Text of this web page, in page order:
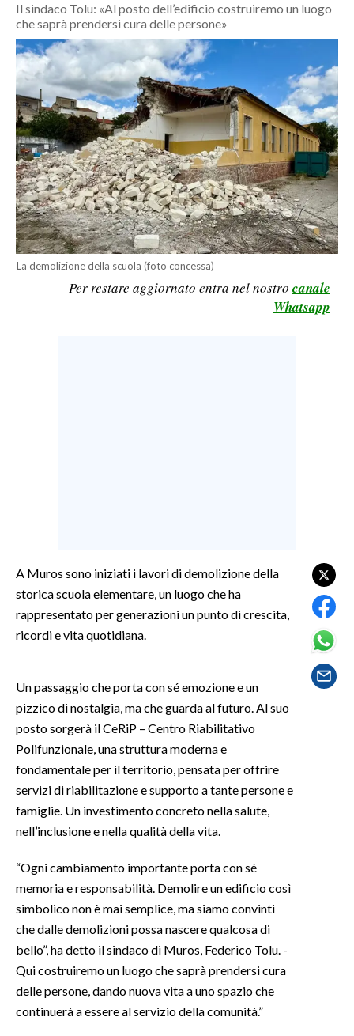
CRONACA
ITALIA
MONDO
POLITICA
ECONOMIA
SERVIZI ALLE IMPRESE
LAVORO
BANDI
SPORT IN SARDEGNA
SPETTACOLI
SARDEGNA TURISMO
NOTIZIE
EVENTI
#CARAUNIONE
INSULARITÀ
ABBONATI
ANNUNCI
NECROLOGI
PUBBLICITÀ
Il sindaco Tolu: «Al posto dell’edificio costruiremo un luogo
che saprà prendersi cura delle persone»
La demolizione della scuola (foto concessa)
Per restare aggiornato entra nel nostro canale
Whatsapp
A Muros sono iniziati i lavori di demolizione della
storica scuola elementare, un luogo che ha
rappresentato per generazioni un punto di crescita,
ricordi e vita quotidiana.
Un passaggio che porta con sé emozione e un
pizzico di nostalgia, ma che guarda al futuro. Al suo
posto sorgerà il CeRiP – Centro Riabilitativo
Polifunzionale, una struttura moderna e
fondamentale per il territorio, pensata per offrire
servizi di riabilitazione e supporto a tante persone e
famiglie. Un investimento concreto nella salute,
nell’inclusione e nella qualità della vita.
“Ogni cambiamento importante porta con sé
memoria e responsabilità. Demolire un edificio così
simbolico non è mai semplice, ma siamo convinti
che dalle demolizioni possa nascere qualcosa di
bello”, ha detto il sindaco di Muros, Federico Tolu. -
Qui costruiremo un luogo che saprà prendersi cura
delle persone, dando nuova vita a uno spazio che
continuerà a essere al servizio della comunità.”